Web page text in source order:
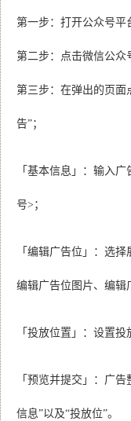
第一步：打开公众号平
第二步：点击微信公众
第三步：在弹出的页面
告”；
「基本信息」：输入
号>；
「编辑广告位」：选
编辑广告位图片、编辑
「投放位置」：设置投
「预览并提交」：广
信息”以及“投放位”。